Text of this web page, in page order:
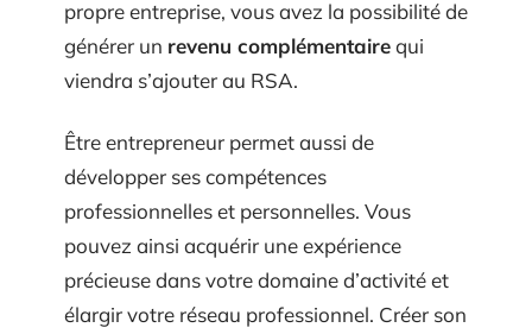
propre entreprise, vous avez la possibilité de
générer un revenu complémentairequi
viendra s’ajouter au RSA.
Être entrepreneur permet aussi de
développer ses compétences
professionnelles et personnelles. Vous
pouvez ainsi acquérir une expérience
précieuse dans votre domaine d’activité et
élargir votre réseau professionnel. Créer son